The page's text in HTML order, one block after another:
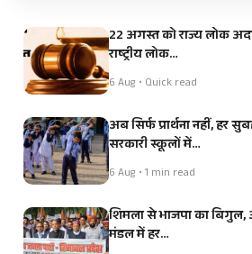
22 अगस्त को राज्य लोक
राष्ट्रीय लोक…
6 Aug • Quick read
अब सिर्फ प्रार्थना नहीं, हर
सरकारी स्कूलों में…
6 Aug • 1 min read
शिमला से भाजपा का
मंडल में हर…